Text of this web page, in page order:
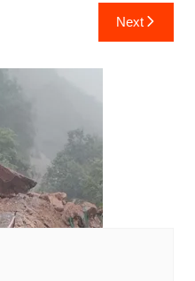
Next